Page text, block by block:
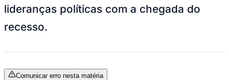
lideranças políticas com a chegada do
recesso.
Comunicar erro nesta matéria